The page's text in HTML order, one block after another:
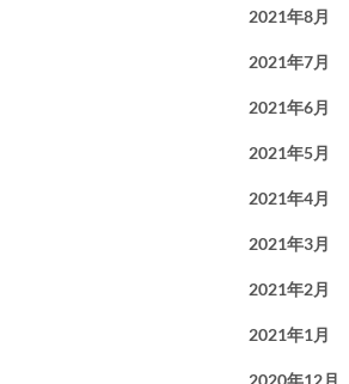
2021年8月
2021年7月
2021年6月
2021年5月
2021年4月
2021年3月
2021年2月
2021年1月
2020年12月